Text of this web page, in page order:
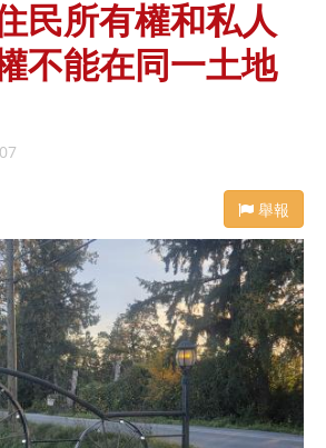
民所有權和私人
不能在同一土地
舉報